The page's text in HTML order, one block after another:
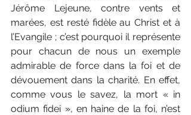
Jérôme Lejeune, contre vents et
marées, est resté fidèle au Christ et à
l’Evangile ; c’est pourquoi il représente
pour chacun de nous un exemple
admirable de force dans la foi et de
dévouement dans la charité. En effet,
comme vous le savez, la mort « in
odium fidei », en haine de la foi, n’est